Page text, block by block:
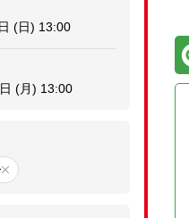
(日) 13:00
(月) 13:00